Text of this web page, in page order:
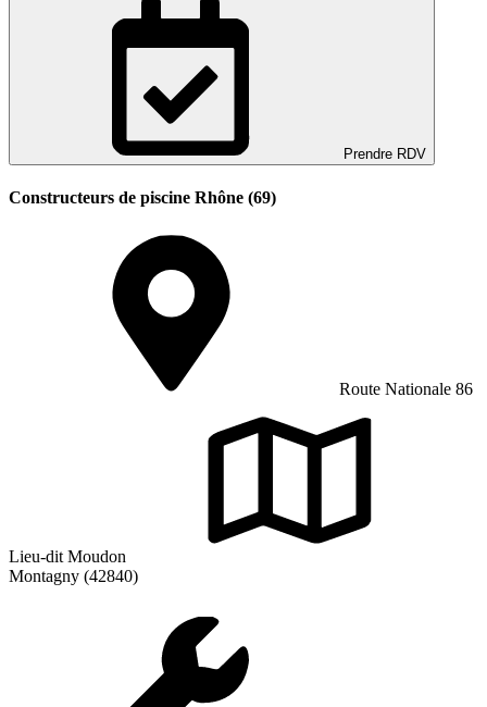
Prendre RDV
Constructeurs de piscine Rhône (69)
Route Nationale 86
Lieu-dit Moudon
Montagny (42840)